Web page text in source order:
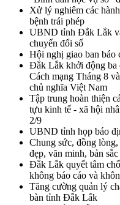
Xử lý nghiêm các
bệnh trái phép
UBND tỉnh Đắk Lắk
chuyển đổi số
Hội nghị giao ban báo
Đắk Lắk khởi động ba
Cách mạng Tháng 8
chủ nghĩa Việt Nam
Tập trung hoàn thiện
tựu kinh tế - xã hội
2/9
UBND tỉnh họp báo
Chung sức, đồng
đẹp, văn minh, bản sắc
Đắk Lắk quyết tâm
không báo cáo và
Tăng cường quản lý
bàn tỉnh Đắk Lắk